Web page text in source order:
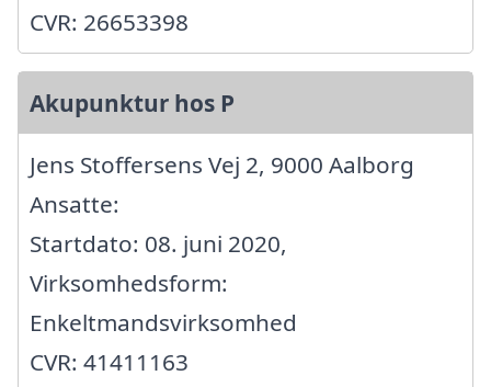
CVR: 26653398
Akupunktur hos P
Jens Stoffersens Vej 2, 9000 Aalborg
Ansatte:
Startdato: 08. juni 2020,
Virksomhedsform:
Enkeltmandsvirksomhed
CVR: 41411163